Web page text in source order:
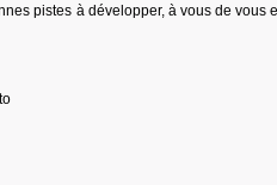
pistes à développer, à vous de vous